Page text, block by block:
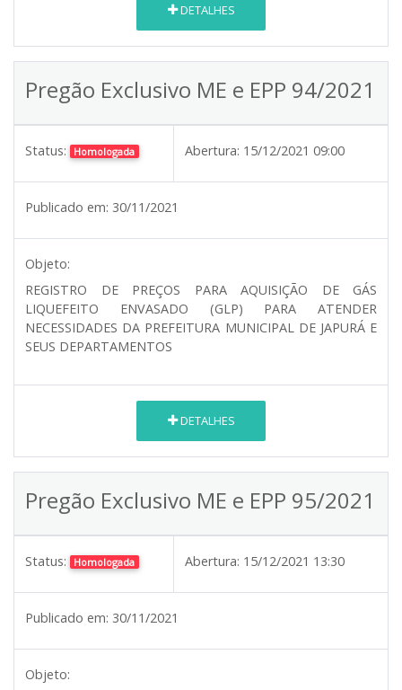
DETALHES
Pregão Exclusivo ME e EPP 94/2021
Status: Homologada Abertura: 15/12/2021 09:00
Publicado em: 30/11/2021
Objeto:
REGISTRO DE PREÇOS PARA AQUISIÇÃO DE GÁS
LIQUEFEITO ENVASADO (GLP) PARA ATENDER
NECESSIDADES DA PREFEITURA MUNICIPAL DE JAPURÁ E
SEUS DEPARTAMENTOS
DETALHES
Pregão Exclusivo ME e EPP 95/2021
Status: Homologada Abertura: 15/12/2021 13:30
Publicado em: 30/11/2021
Objeto: